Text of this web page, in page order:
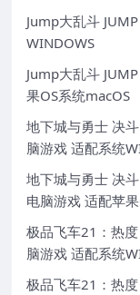
Jump大乱斗
WINDOWS
Jump大乱斗
果OS系统macOS
地下城与勇士 决
脑游戏 适配系统
地下城与勇士 决
电脑游戏 适配苹
极品飞车21：热
脑游戏 适配系统
极品飞车21：热